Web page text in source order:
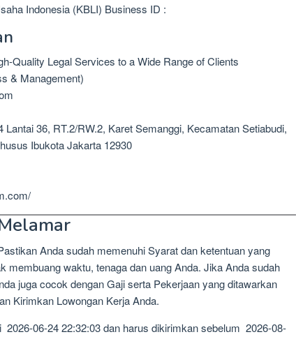
Indonesia (KBLI) Business ID :
Quality Legal Services to a Wide Range of Clients
& Management)
36, RT.2/RW.2, Karet Semanggi, Kecamatan Setiabudi,
Ibukota Jakarta 12930
Anda sudah memenuhi Syarat dan ketentuan yang
membuang waktu, tenaga dan uang Anda. Jika Anda sudah
juga cocok dengan Gaji serta Pekerjaan yang ditawarkan
Kirimkan Lowongan Kerja Anda.
2026-06-24 22:32:03 dan harus dikirimkan sebelum 2026-08-